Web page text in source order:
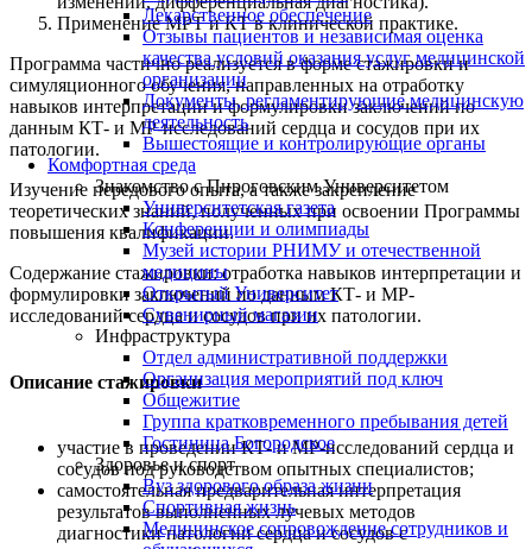
Лекарственное обеспечение
Отзывы пациентов и независимая оценка
качества условий оказания услуг медицинской
организации
Документы, регламентирующие медицинскую
деятельность
Вышестоящие и контролирующие органы
Комфортная среда
Знакомство с Пироговским Университетом
Университетская газета
Конференции и олимпиады
Музей истории РНИМУ и отечественной
медицины
Открытый Университет
Сувенирный магазин
Инфраструктура
Отдел административной поддержки
Организация мероприятий под ключ
Общежитие
Группа кратковременного пребывания детей
Гостиница Богородское
Здоровье и спорт
Вуз здорового образа жизни
Спортивная жизнь
Медицинское сопровождение сотрудников и
Применение МРТ и КТ в клинической практике.
Программа частично реализуется в форме стажировки и
симуляционного обучения, направленных на отработку
навыков интерпретации и формулировки заключений по
данным КТ- и МР-исследований сердца и сосудов при их
патологии.
Изучение передового опыта, а также закрепление
теоретических знаний, полученных при освоении Программы
повышения квалификации.
Содержание стажировки: отработка навыков интерпретации и
формулировки заключений по данным КТ- и МР-
исследований сердца и сосудов при их патологии.
Описание стажировки
участие в проведении КТ- и МР-исследований сердца и
сосудов под руководством опытных специалистов;
самостоятельная предварительная интерпретация
результатов выполненных лучевых методов
диагностики патологии сердца и сосудов с